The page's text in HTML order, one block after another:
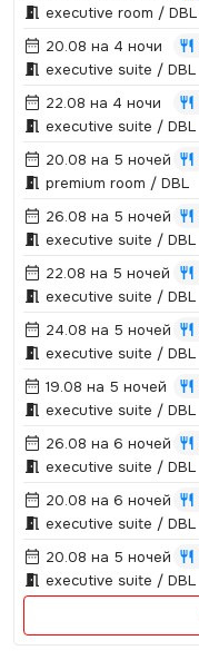
executive room / DBL
20.08 на 4 ночи
executive suite / DBL
22.08 на 4 ночи
executive suite / DBL
20.08 на 5 ночей
premium room / DBL
26.08 на 5 ночей
executive suite / DBL
22.08 на 5 ночей
executive suite / DBL
24.08 на 5 ночей
executive suite / DBL
19.08 на 5 ночей
executive suite / DBL
26.08 на 6 ночей
executive suite / DBL
20.08 на 6 ночей
executive suite / DBL
20.08 на 5 ночей
executive suite / DBL